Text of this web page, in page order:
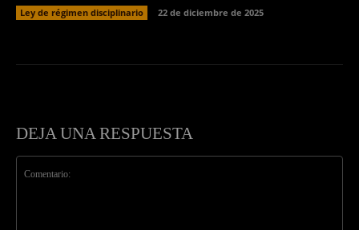
Ley de régimen disciplinario 22 de diciembre de 2025
DEJA UNA RESPUESTA